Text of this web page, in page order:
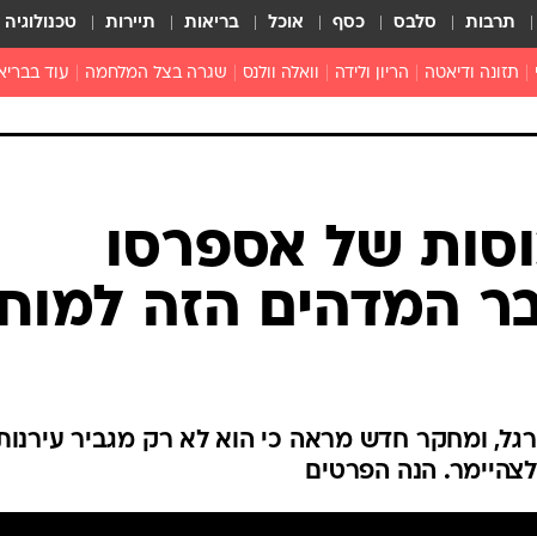
תרבות סלבס כסף אוכל בריאות תיירות טכנולוגיה
ויטמינים
תרופות
תזונה ודיאטה הריון ולידה וואלה וולנס שגרה בצל המלחמה עוד
הורות
כושר
אופטיקה
רפואה
של אספרסו
המדהים הזה
ומחקר חדש מראה כי הוא לא רק מגביר
הנה הפרטים